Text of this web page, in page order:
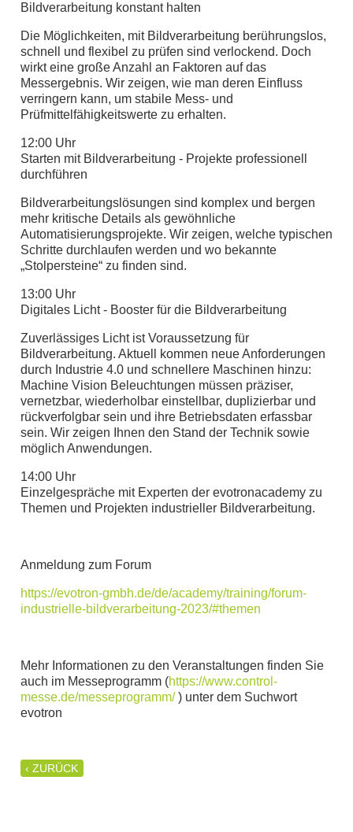
Bildverarbeitung konstant halten
Die Möglichkeiten, mit Bildverarbeitung berührungslos,
schnell und flexibel zu prüfen sind verlockend. Doch
wirkt eine große Anzahl an Faktoren auf das
Messergebnis. Wir zeigen, wie man deren Einfluss
verringern kann, um stabile Mess- und
Prüfmittelfähigkeitswerte zu erhalten.
12:00 Uhr
Starten mit Bildverarbeitung - Projekte professionell
durchführen
Bildverarbeitungslösungen sind komplex und bergen
mehr kritische Details als gewöhnliche
Automatisierungsprojekte. Wir zeigen, welche typischen
Schritte durchlaufen werden und wo bekannte
„Stolpersteine“ zu finden sind.
13:00 Uhr
Digitales Licht - Booster für die Bildverarbeitung
Zuverlässiges Licht ist Voraussetzung für
Bildverarbeitung. Aktuell kommen neue Anforderungen
durch Industrie 4.0 und schnellere Maschinen hinzu:
Machine Vision Beleuchtungen müssen präziser,
vernetzbar, wiederholbar einstellbar, duplizierbar und
rückverfolgbar sein und ihre Betriebsdaten erfassbar
sein. Wir zeigen Ihnen den Stand der Technik sowie
möglich Anwendungen.
14:00 Uhr
Einzelgespräche mit Experten der evotronacademy zu
Themen und Projekten industrieller Bildverarbeitung.
Anmeldung zum Forum
https://evotron-gmbh.de/de/academy/training/forum-
industrielle-bildverarbeitung-2023/#themen
Mehr Informationen zu den Veranstaltungen finden Sie
auch im Messeprogramm (https://www.control-
messe.de/messeprogramm/) unter dem Suchwort
evotron
‹ ZURÜCK